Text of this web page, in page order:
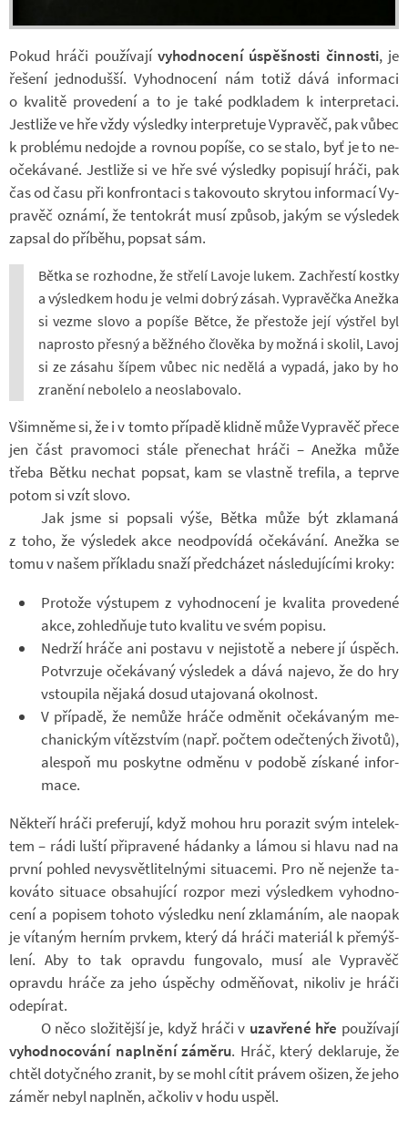
Pokud hráči po­u­ží­vají vy­hod­no­cení úspěš­nosti čin­nosti, je
ře­šení jed­no­dušší. Vy­hod­no­cení nám totiž dává in­for­maci
o kva­litě pro­ve­dení a to je také pod­kla­dem k in­ter­pre­taci.
Jestliže ve hře vždy vý­sledky in­ter­pre­tuje Vy­pra­věč, pak vůbec
k pro­blému ne­do­jde a rov­nou po­píše, co se stalo, byť je to ne­
o­če­ká­vané. Jestliže si ve hře své vý­sledky po­pi­sují hráči, pak
čas od času při kon­fron­taci s ta­ko­vouto skry­tou in­for­mací Vy­
pra­věč oznámí, že ten­to­krát musí způ­sob, jakým se vý­sle­dek
za­psal do pří­běhu, po­psat sám.
Bětka se roz­hodne, že střelí La­voje lukem. Za­chřestí kostky
a vý­sled­kem hodu je velmi dobrý zásah. Vy­pra­věčka Anežka
si vezme slovo a po­píše Bětce, že přes­tože její vý­střel byl
na­prosto přesný a běž­ného člo­věka by možná i sko­lil, Lavoj
si ze zá­sahu šípem vůbec nic ne­dělá a vy­padá, jako by ho
zra­nění ne­bo­lelo a ne­o­sla­bo­valo.
Všim­něme si, že i v tomto pří­padě klidně může Vy­pra­věč přece
jen část pra­vo­moci stále pře­ne­chat hráči – Anežka může
třeba Bětku ne­chat po­psat, kam se vlastně tre­fila, a te­prve
potom si vzít slovo.
Jak jsme si po­psali výše, Bětka může být zkla­maná
z toho, že vý­sle­dek akce ne­od­po­vídá oče­ká­vání. Anežka se
tomu v našem pří­kladu snaží před­chá­zet ná­sle­du­jí­cími kroky:
Pro­tože vý­stu­pem z vy­hod­no­cení je kva­lita pro­ve­dené
akce, zo­hled­ňuje tuto kva­litu ve svém po­pisu.
Ne­drží hráče ani po­stavu v ne­jis­totě a ne­bere jí úspěch.
Po­tvr­zuje oče­ká­vaný vý­sle­dek a dává na­jevo, že do hry
vstou­pila ně­jaká dosud uta­jo­vaná okol­nost.
V pří­padě, že ne­může hráče od­mě­nit oče­ká­va­ným me­
cha­nic­kým ví­těz­stvím (např. po­čtem ode­čte­ných ži­votů),
ale­spoň mu po­skytne od­měnu v po­době zís­kané in­for­
mace.
Ně­kteří hráči pre­fe­rují, když mohou hru po­ra­zit svým in­te­lek­
tem – rádi luští při­pra­vené há­danky a lámou si hlavu nad na
první po­hled ne­vy­svět­li­tel­nými si­tu­a­cemi. Pro ně nejenže ta­
ko­váto si­tu­ace ob­sa­hu­jící roz­por mezi vý­sled­kem vy­hod­no­
cení a po­pi­sem to­hoto vý­sledku není zkla­má­ním, ale na­o­pak
je ví­ta­ným her­ním prv­kem, který dá hráči ma­te­riál k pře­mýš­
lení. Aby to tak opravdu fun­go­valo, musí ale Vy­pra­věč
opravdu hráče za jeho úspě­chy od­mě­ňo­vat, ni­ko­liv je hráči
ode­pí­rat.
O něco slo­ži­tější je, když hráči v uza­vřené hře po­u­ží­vají
vy­hod­no­co­vání na­pl­nění zá­měru. Hráč, který de­kla­ruje, že
chtěl do­tyč­ného zra­nit, by se mohl cítit prá­vem oši­zen, že jeho
záměr nebyl na­pl­něn, ač­ko­liv v hodu uspěl.